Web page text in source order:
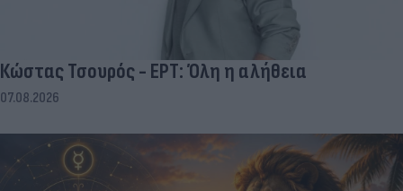
Κώστας Τσουρός - ΕΡΤ: Όλη η αλήθεια
07.08.2026